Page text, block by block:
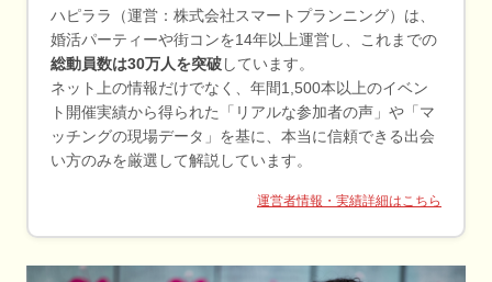
ハピララ（運営：株式会社スマートプランニング）は、
婚活パーティーや街コンを14年以上運営し、これまでの
総動員数は30万人を突破 しています。
ネット上の情報だけでなく、年間1,500本以上のイベン
ト開催実績から得られた「リアルな参加者の声」や「マ
ッチングの現場データ」を基に、本当に信頼できる出会
い方のみを厳選して解説しています。
運営者情報・実績詳細はこちら